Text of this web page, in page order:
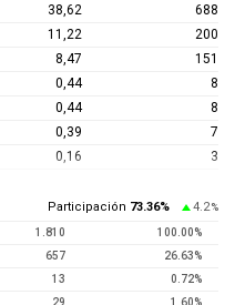
38,62 688
11,22 200
8,47 151
0,44 8
0,44 8
0,39 7
0,16 3
Participación 73.36% 4.2 %
1.810 100.00%
657 26.63%
13 0.72%
29 1.60%